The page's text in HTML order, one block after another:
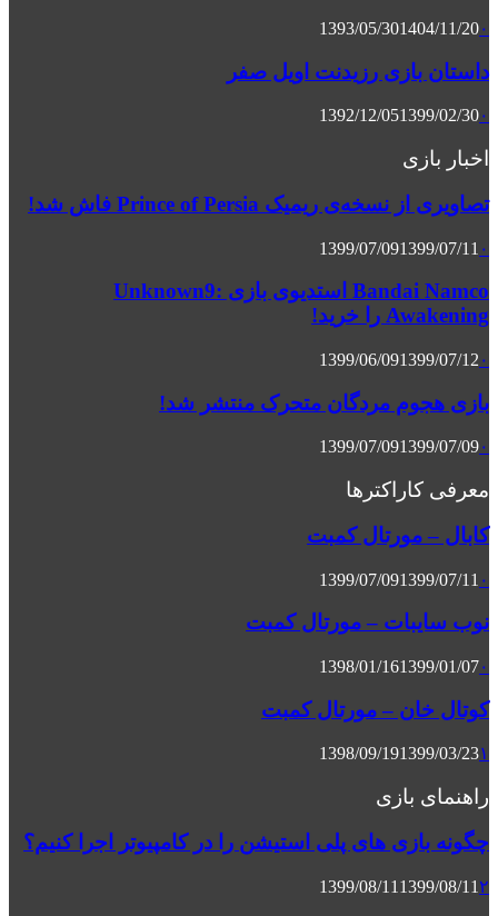
1393/05/301404/11/20۰
داستان بازی رزیدنت اویل صفر
1392/12/051399/02/30۰
اخبار بازی
تصاویری از نسخه‌ی ریمیک Prince of Persia فاش شد!
1399/07/091399/07/11 ۰
Bandai Namco استدیوی بازی Unknown9:
Awakening را خرید!
1399/06/091399/07/12 ۰
بازی هجوم مردگان متحرک منتشر شد!
1399/07/091399/07/09۰
معرفی کاراکترها
کابال – مورتال کمبت
1399/07/091399/07/11 ۰
نوب سایبات – مورتال کمبت
1398/01/161399/01/07۰
کوتال خان – مورتال کمبت
1398/09/191399/03/23۱
راهنمای بازی
چگونه بازی های پلی استیشن را در کامپیوتر اجرا کنیم؟
1399/08/11 1399/08/11 ۲